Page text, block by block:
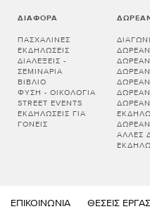
ΔΙΆΦΟΡΑ
ΠΑΣΧΑΛΙΝΈΣ
ΕΚΔΗΛΏΣΕΙΣ
ΔΙΑΛΕΞΕΙΣ -
ΣΕΜΙΝΑΡΙΑ
ΒΙΒΛΊΟ
ΦΎΣΗ - ΟΙΚΟΛΟΓΊΑ
STREET EVENTS
ΕΚΔΗΛΏΣΕΙΣ ΓΙΑ
ΓΟΝΕΊΣ
ΔΩΡΕΆΝ
ΔΩΡΕΆΝ
ΆΛΛΕΣ
ΕΠΙΚΟΙΝΩΝΊΑ ΘΈΣΕΙΣ